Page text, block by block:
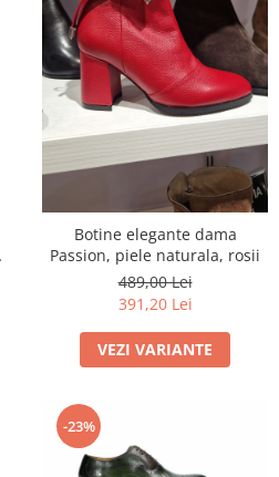
Botine elegante dama
Passion, piele naturala, rosii
489,00 Lei
391,20 Lei
VEZI VARIANTE
-23%